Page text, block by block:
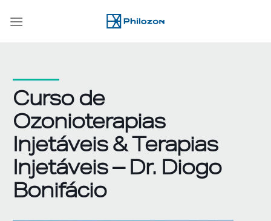
Curso de
Ozonioterapias
Injetáveis & Terapias
Injetáveis – Dr. Diogo
Bonifácio